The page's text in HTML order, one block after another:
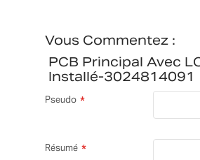
Vous Commentez :
PCB Principal Avec
Installé-3024814091
Pseudo
Résumé